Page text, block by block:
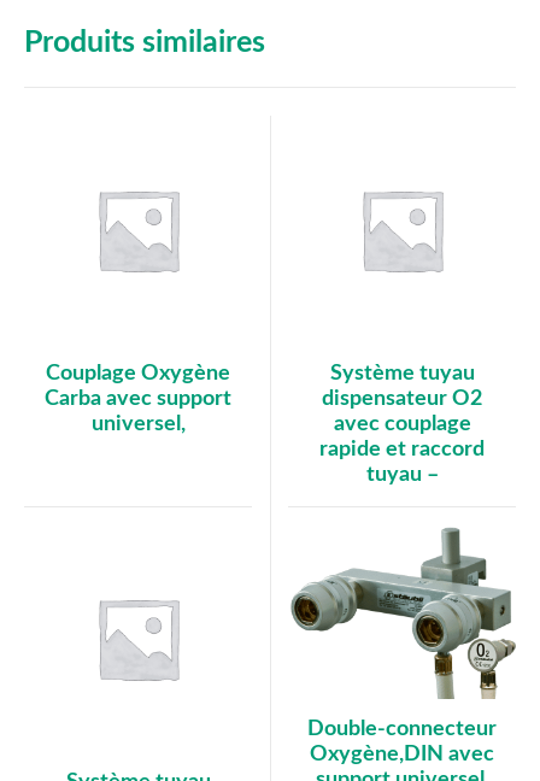
Produits similaires
Couplage Oxygène
Carba avec support
universel,
Système tuyau
dispensateur O2
avec couplage
rapide et raccord
tuyau –
Double-connecteur
Oxygène,DIN avec